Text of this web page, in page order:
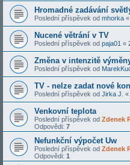
Hromadné zadávání
Poslední příspěvek od mhorka «
Nucené větrání v TV
Poslední příspěvek od paja01 «
Změna v intenzitě
Poslední příspěvek od
TV - nelze zadat nové
Poslední příspěvek od Jirka J. «
Venkovní teplota
Poslední příspěvek od Zdenek
Odpovědi: 7
Nefunkční výpočet Uw
Poslední příspěvek od Zdenek
Odpovědi: 1